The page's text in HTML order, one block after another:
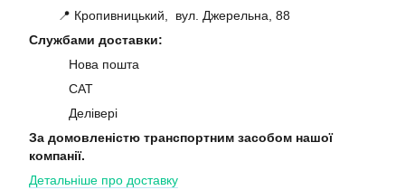
📍 Кропивницький, вул. Джерельна, 88
Службами доставки:
Нова пошта
САТ
Делівері
За домовленістю транспортним засобом нашої
компанії.
Детальніше про доставку